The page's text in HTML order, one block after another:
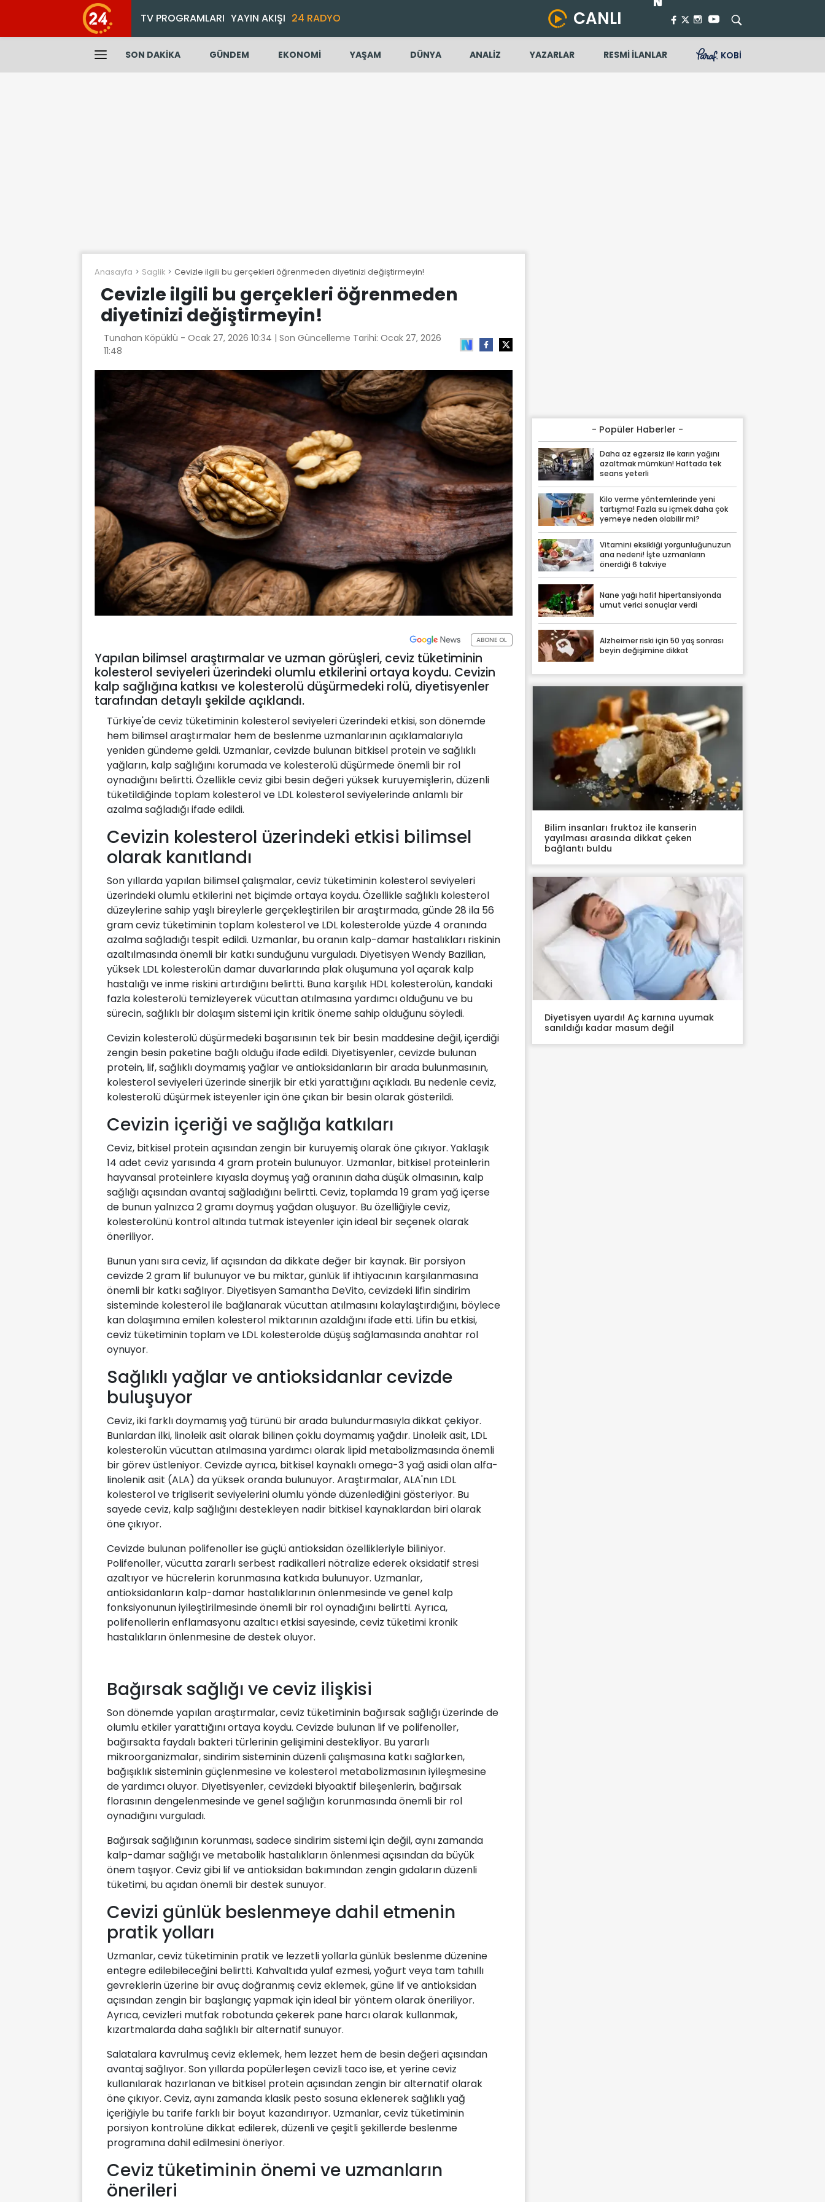
TV PROGRAMLARI YAYIN AKIŞI 24 RADYO CANLI
SON DAKİKA GÜNDEM EKONOMİ YAŞAM DÜNYA ANALİZ YAZARLAR RESMİ İLANLAR KOBİ
Anasayfa Saglik Cevizle ilgili bu gerçekleri öğrenmeden diyetinizi değiştirmeyin!
Cevizle ilgili bu gerçekleri öğrenmeden
diyetinizi değiştirmeyin!
Tunahan Köpüklü - Ocak 27, 2026 10:34 | Son Güncelleme Tarihi: Ocak 27, 2026
11:48
ABONE OL
Yapılan bilimsel araştırmalar ve uzman görüşleri, ceviz tüketiminin
kolesterol seviyeleri üzerindeki olumlu etkilerini ortaya koydu. Cevizin
kalp sağlığına katkısı ve kolesterolü düşürmedeki rolü, diyetisyenler
tarafından detaylı şekilde açıklandı.
Türkiye'de ceviz tüketiminin kolesterol seviyeleri üzerindeki etkisi, son dönemde
hem bilimsel araştırmalar hem de beslenme uzmanlarının açıklamalarıyla
yeniden gündeme geldi. Uzmanlar, cevizde bulunan bitkisel protein ve sağlıklı
yağların, kalp sağlığını korumada ve kolesterolü düşürmede önemli bir rol
oynadığını belirtti. Özellikle ceviz gibi besin değeri yüksek kuruyemişlerin, düzenli
tüketildiğinde toplam kolesterol ve LDL kolesterol seviyelerinde anlamlı bir
azalma sağladığı ifade edildi.
Cevizin kolesterol üzerindeki etkisi bilimsel
olarak kanıtlandı
Son yıllarda yapılan bilimsel çalışmalar, ceviz tüketiminin kolesterol seviyeleri
üzerindeki olumlu etkilerini net biçimde ortaya koydu. Özellikle sağlıklı kolesterol
düzeylerine sahip yaşlı bireylerle gerçekleştirilen bir araştırmada, günde 28 ila 56
gram ceviz tüketiminin toplam kolesterol ve LDL kolesterolde yüzde 4 oranında
azalma sağladığı tespit edildi. Uzmanlar, bu oranın kalp-damar hastalıkları riskinin
azaltılmasında önemli bir katkı sunduğunu vurguladı. Diyetisyen Wendy Bazilian,
yüksek LDL kolesterolün damar duvarlarında plak oluşumuna yol açarak kalp
hastalığı ve inme riskini artırdığını belirtti. Buna karşılık HDL kolesterolün, kandaki
fazla kolesterolü temizleyerek vücuttan atılmasına yardımcı olduğunu ve bu
sürecin, sağlıklı bir dolaşım sistemi için kritik öneme sahip olduğunu söyledi.
Cevizin kolesterolü düşürmedeki başarısının tek bir besin maddesine değil, içerdiği
zengin besin paketine bağlı olduğu ifade edildi. Diyetisyenler, cevizde bulunan
protein, lif, sağlıklı doymamış yağlar ve antioksidanların bir arada bulunmasının,
kolesterol seviyeleri üzerinde sinerjik bir etki yarattığını açıkladı. Bu nedenle ceviz,
kolesterolü düşürmek isteyenler için öne çıkan bir besin olarak gösterildi.
Cevizin içeriği ve sağlığa katkıları
Ceviz, bitkisel protein açısından zengin bir kuruyemiş olarak öne çıkıyor. Yaklaşık
14 adet ceviz yarısında 4 gram protein bulunuyor. Uzmanlar, bitkisel proteinlerin
hayvansal proteinlere kıyasla doymuş yağ oranının daha düşük olmasının, kalp
sağlığı açısından avantaj sağladığını belirtti. Ceviz, toplamda 19 gram yağ içerse
de bunun yalnızca 2 gramı doymuş yağdan oluşuyor. Bu özelliğiyle ceviz,
kolesterolünü kontrol altında tutmak isteyenler için ideal bir seçenek olarak
öneriliyor.
Bunun yanı sıra ceviz, lif açısından da dikkate değer bir kaynak. Bir porsiyon
cevizde 2 gram lif bulunuyor ve bu miktar, günlük lif ihtiyacının karşılanmasına
önemli bir katkı sağlıyor. Diyetisyen Samantha DeVito, cevizdeki lifin sindirim
sisteminde kolesterol ile bağlanarak vücuttan atılmasını kolaylaştırdığını, böylece
kan dolaşımına emilen kolesterol miktarının azaldığını ifade etti. Lifin bu etkisi,
ceviz tüketiminin toplam ve LDL kolesterolde düşüş sağlamasında anahtar rol
oynuyor.
Sağlıklı yağlar ve antioksidanlar cevizde
buluşuyor
Ceviz, iki farklı doymamış yağ türünü bir arada bulundurmasıyla dikkat çekiyor.
Bunlardan ilki, linoleik asit olarak bilinen çoklu doymamış yağdır. Linoleik asit, LDL
kolesterolün vücuttan atılmasına yardımcı olarak lipid metabolizmasında önemli
bir görev üstleniyor. Cevizde ayrıca, bitkisel kaynaklı omega-3 yağ asidi olan alfa-
linolenik asit (ALA) da yüksek oranda bulunuyor. Araştırmalar, ALA'nın LDL
kolesterol ve trigliserit seviyelerini olumlu yönde düzenlediğini gösteriyor. Bu
sayede ceviz, kalp sağlığını destekleyen nadir bitkisel kaynaklardan biri olarak
öne çıkıyor.
Cevizde bulunan polifenoller ise güçlü antioksidan özellikleriyle biliniyor.
Polifenoller, vücutta zararlı serbest radikalleri nötralize ederek oksidatif stresi
azaltıyor ve hücrelerin korunmasına katkıda bulunuyor. Uzmanlar,
antioksidanların kalp-damar hastalıklarının önlenmesinde ve genel kalp
fonksiyonunun iyileştirilmesinde önemli bir rol oynadığını belirtti. Ayrıca,
polifenollerin enflamasyonu azaltıcı etkisi sayesinde, ceviz tüketimi kronik
hastalıkların önlenmesine de destek oluyor.
Bağırsak sağlığı ve ceviz ilişkisi
Son dönemde yapılan araştırmalar, ceviz tüketiminin bağırsak sağlığı üzerinde de
olumlu etkiler yarattığını ortaya koydu. Cevizde bulunan lif ve polifenoller,
bağırsakta faydalı bakteri türlerinin gelişimini destekliyor. Bu yararlı
mikroorganizmalar, sindirim sisteminin düzenli çalışmasına katkı sağlarken,
bağışıklık sisteminin güçlenmesine ve kolesterol metabolizmasının iyileşmesine
de yardımcı oluyor. Diyetisyenler, cevizdeki biyoaktif bileşenlerin, bağırsak
florasının dengelenmesinde ve genel sağlığın korunmasında önemli bir rol
oynadığını vurguladı.
Bağırsak sağlığının korunması, sadece sindirim sistemi için değil, aynı zamanda
kalp-damar sağlığı ve metabolik hastalıkların önlenmesi açısından da büyük
önem taşıyor. Ceviz gibi lif ve antioksidan bakımından zengin gıdaların düzenli
tüketimi, bu açıdan önemli bir destek sunuyor.
Cevizi günlük beslenmeye dahil etmenin
pratik yolları
Uzmanlar, ceviz tüketiminin pratik ve lezzetli yollarla günlük beslenme düzenine
entegre edilebileceğini belirtti. Kahvaltıda yulaf ezmesi, yoğurt veya tam tahıllı
gevreklerin üzerine bir avuç doğranmış ceviz eklemek, güne lif ve antioksidan
açısından zengin bir başlangıç yapmak için ideal bir yöntem olarak öneriliyor.
Ayrıca, cevizleri mutfak robotunda çekerek pane harcı olarak kullanmak,
kızartmalarda daha sağlıklı bir alternatif sunuyor.
Salatalara kavrulmuş ceviz eklemek, hem lezzet hem de besin değeri açısından
avantaj sağlıyor. Son yıllarda popülerleşen cevizli taco ise, et yerine ceviz
kullanılarak hazırlanan ve bitkisel protein açısından zengin bir alternatif olarak
öne çıkıyor. Ceviz, aynı zamanda klasik pesto sosuna eklenerek sağlıklı yağ
içeriğiyle bu tarife farklı bir boyut kazandırıyor. Uzmanlar, ceviz tüketiminin
porsiyon kontrolüne dikkat edilerek, düzenli ve çeşitli şekillerde beslenme
programına dahil edilmesini öneriyor.
Ceviz tüketiminin önemi ve uzmanların
önerileri
- Popüler Haberler -
Daha az egzersiz ile karın yağını
azaltmak mümkün! Haftada tek
seans yeterli
Kilo verme yöntemlerinde yeni
tartışma! Fazla su içmek daha çok
yemeye neden olabilir mi?
Vitamini eksikliği yorgunluğunuzun
ana nedeni! İşte uzmanların
önerdiği 6 takviye
Nane yağı hafif hipertansiyonda
umut verici sonuçlar verdi
Alzheimer riski için 50 yaş sonrası
beyin değişimine dikkat
Bilim insanları fruktoz ile kanserin
yayılması arasında dikkat çeken
bağlantı buldu
Diyetisyen uyardı! Aç karnına uyumak
sanıldığı kadar masum değil